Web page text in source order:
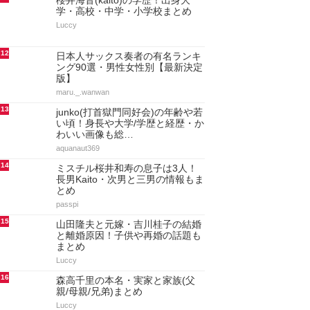
学・高校・中学・小学校まとめ
Luccy
12
日本人サックス奏者の有名ランキ
ング90選・男性女性別【最新決定
版】
maru._.wanwan
13
junko(打首獄門同好会)の年齢や若
い頃！身長や大学/学歴と経歴・か
わいい画像も総…
aquanaut369
14
ミスチル桜井和寿の息子は3人！
長男Kaito・次男と三男の情報もま
とめ
passpi
15
山田隆夫と元嫁・吉川桂子の結婚
と離婚原因！子供や再婚の話題も
まとめ
Luccy
16
森高千里の本名・実家と家族(父
親/母親/兄弟)まとめ
Luccy